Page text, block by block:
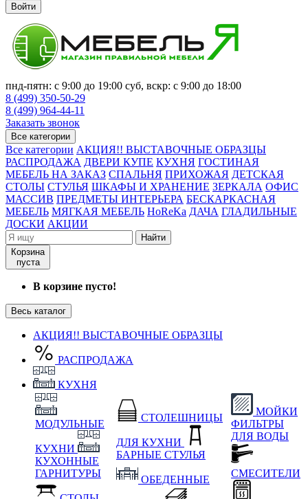
Войти
пнд-пятн: с 9:00 до 19:00 суб, вскр: с 9:00 до 18:00
8 (499) 350-50-29
8 (499) 964-44-11
Заказать звонок
Все категории
Все категории АКЦИЯ!! ВЫСТАВОЧНЫЕ ОБРАЗЦЫ
РАСПРОДАЖА ДВЕРИ КУПЕ КУХНЯ ГОСТИНАЯ
МЕБЕЛЬ НА ЗАКАЗ СПАЛЬНЯ ПРИХОЖАЯ ДЕТСКАЯ
СТОЛЫ СТУЛЬЯ ШКАФЫ И ХРАНЕНИЕ ЗЕРКАЛА ОФИС
МАССИВ ПРЕДМЕТЫ ИНТЕРЬЕРА БЕСКАРКАСНАЯ
МЕБЕЛЬ МЯГКАЯ МЕБЕЛЬ HoReKa ДАЧА ГЛАДИЛЬНЫЕ
ДОСКИ АКЦИИ
Найти
Корзина
пуста
В корзине пусто!
Весь каталог
АКЦИЯ!! ВЫСТАВОЧНЫЕ ОБРАЗЦЫ
РАСПРОДАЖА
КУХНЯ
МОДУЛЬНЫЕ
КУХНИ
КУХОННЫЕ
ГАРНИТУРЫ
СТОЛЕШНИЦЫ
ДЛЯ КУХНИ
БАРНЫЕ СТУЛЬЯ
ОБЕДЕННЫЕ
МОЙКИ
ФИЛЬТРЫ
ДЛЯ ВОДЫ
СМЕСИТЕЛИ